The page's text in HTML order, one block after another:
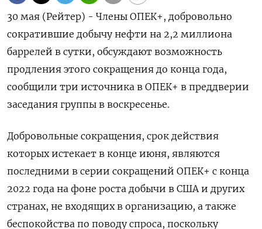
30 мая (Рейтер) - Члены ОПЕК+, добровольно
сократившие добычу нефти на 2,2 миллиона
баррелей в сутки, обсуждают возможность
продления этого сокращения до конца года,
сообщили три источника в ОПЕК+ в преддверии
заседания группы в воскресенье.
Добровольные сокращения, срок действия
которых истекает в конце июня, являются
последними в серии сокращений ОПЕК+ с конца
2022 года на фоне роста добычи в США и других
странах, не входящих в организацию, а также
беспокойства по поводу спроса, поскольку